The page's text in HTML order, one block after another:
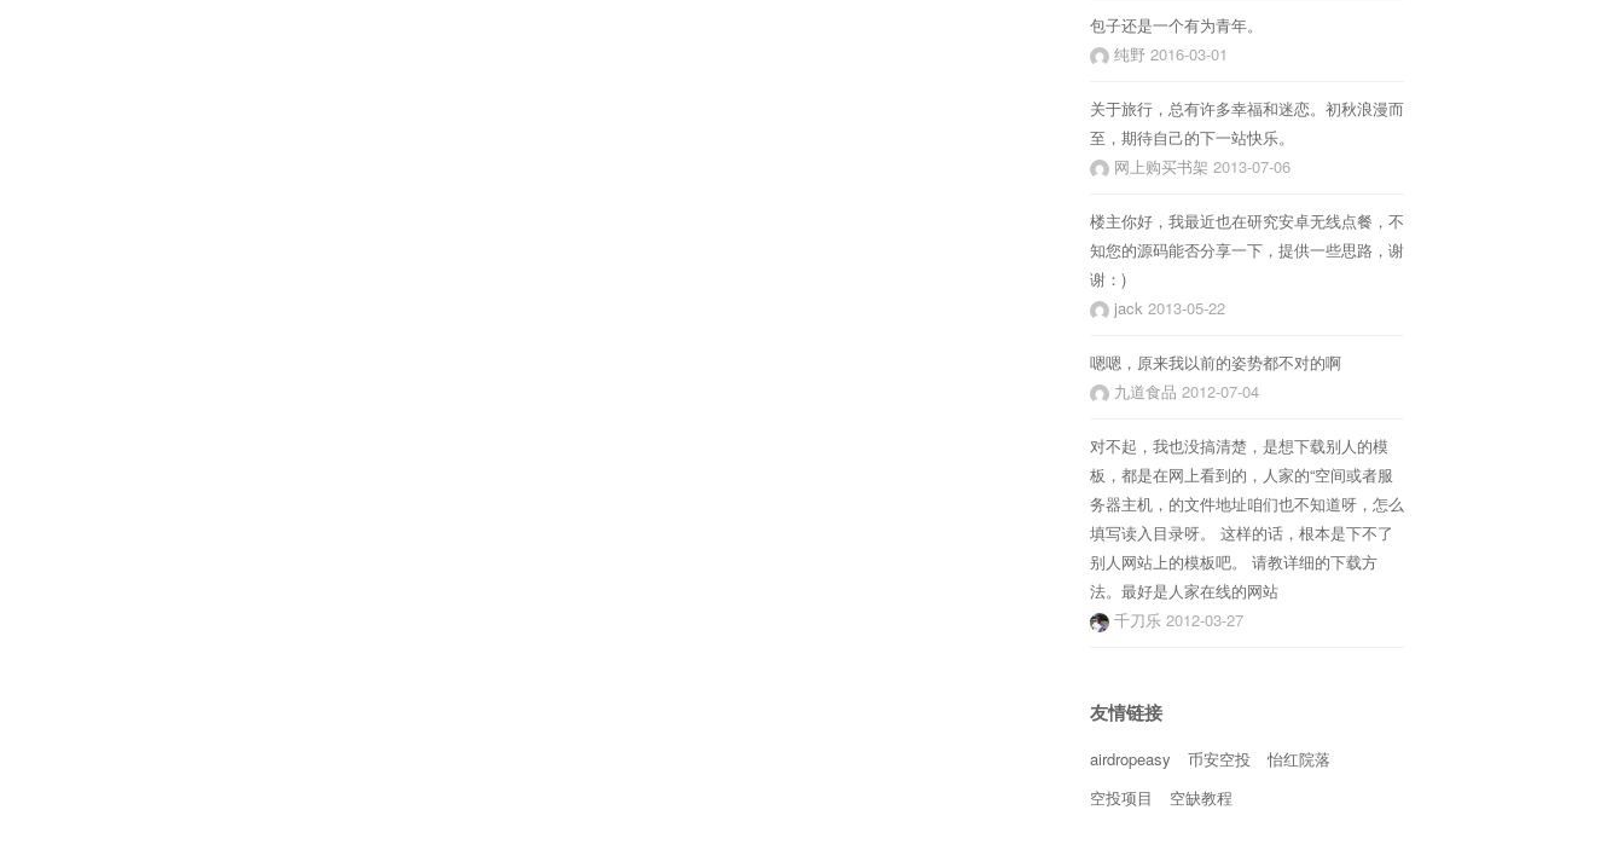
包子还是一个有为青年。
纯野 2016-03-01
关于旅行，总有许多幸福和迷恋。初秋浪漫而
至，期待自己的下一站快乐。
网上购买书架 2013-07-06
楼主你好，我最近也在研究安卓无线点餐，不
知您的源码能否分享一下，提供一些思路，谢
谢：)
jack 2013-05-22
嗯嗯，原来我以前的姿势都不对的啊
九道食品 2012-07-04
对不起，我也没搞清楚，是想下载别人的模
板，都是在网上看到的，人家的“空间或者服
务器主机，的文件地址咱们也不知道呀，怎么
填写读入目录呀。 这样的话，根本是下不了
别人网站上的模板吧。 请教详细的下载方
法。最好是人家在线的网站
千刀乐 2012-03-27
友情链接
airdropeasy 币安空投
怡红院落
空投项目
空缺教程